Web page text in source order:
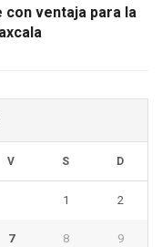
con ventaja para la
V S D
1 2
7 8 9